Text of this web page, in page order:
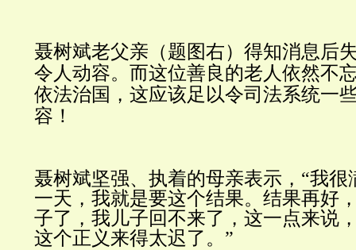
聂树斌老父亲（题图右）得知消息后
令人动容。而这位善良的老人依然不
依法治国，这应该足以令司法系统一
容！
聂树斌坚强、执着的母亲表示，“我
一天，我就是要这个结果。结果再好
子了，我儿子回不来了，这一点来说
这个正义来得太迟了。”